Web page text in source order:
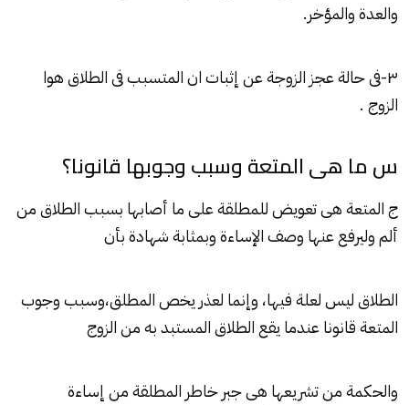
والعدة والمؤخر.
٣-فى حالة عجز الزوجة عن إثبات ان المتسبب فى الطلاق هوا
الزوج .
س ما هى المتعة وسبب وجوبها قانونا؟
ج المتعة هى تعويض للمطلقة على ما أصابها بسبب الطلاق من
ألم وليرفع عنها وصف الإساءة وبمثابة شهادة بأن
الطلاق ليس لعلة فيها، وإنما لعذر يخص المطلق،وسبب وجوب
المتعة قانونا عندما يقع الطلاق المستبد به من الزوج
والحكمة من تشريعها هى جبر خاطر المطلقة من إساءة